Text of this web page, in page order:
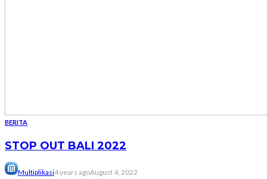
BERITA
STOP OUT BALI 2022
Multiplikasi4 years agoAugust 4, 2022